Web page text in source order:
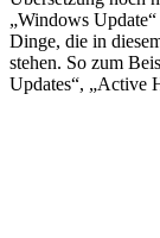
„Windows
Dinge, die in
stehen. So zum
Updates“, „Active